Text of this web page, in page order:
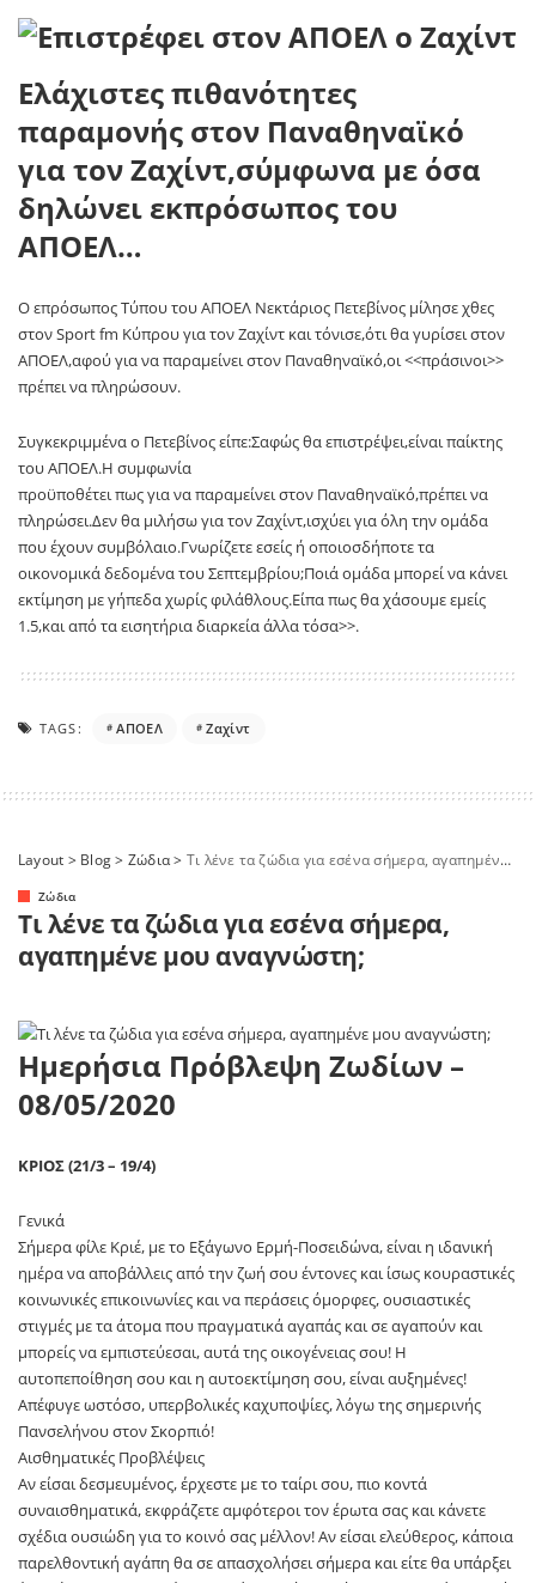
Ελάχιστες πιθανότητες
παραμονής στον Παναθηναϊκό
για τον Ζαχίντ,σύμφωνα με όσα
δηλώνει εκπρόσωπος του
ΑΠΟΕΛ…
Ο επρόσωπος Τύπου του ΑΠΟΕΛ Νεκτάριος Πετεβίνος μίλησε χθες
στον Sport fm Κύπρου για τον Ζαχίντ και τόνισε,ότι θα γυρίσει στον
ΑΠΟΕΛ,αφού για να παραμείνει στον Παναθηναϊκό,οι <<πράσινοι>>
πρέπει να πληρώσουν.
Συγκεκριμμένα ο Πετεβίνος είπε:Σαφώς θα επιστρέψει,είναι παίκτης
του ΑΠΟΕΛ.Η συμφωνία
προϋποθέτει πως για να παραμείνει στον Παναθηναϊκό,πρέπει να
πληρώσει.Δεν θα μιλήσω για τον Ζαχίντ,ισχύει για όλη την ομάδα
που έχουν συμβόλαιο.Γνωρίζετε εσείς ή οποιοσδήποτε τα
οικονομικά δεδομένα του Σεπτεμβρίου;Ποιά ομάδα μπορεί να κάνει
εκτίμηση με γήπεδα χωρίς φιλάθλους.Είπα πως θα χάσουμε εμείς
1.5,και από τα εισητήρια διαρκεία άλλα τόσα>>.
TAGS: ΑΠΟΕΛ Ζαχίντ
Layout > Blog> Ζώδια> Τι λένε τα ζώδια για εσένα σήμερα, αγαπημένε μου αναγνώστη;
Ζώδια
Τι λένε τα ζώδια για εσένα σήμερα,
αγαπημένε μου αναγνώστη;
Ημερήσια Πρόβλεψη Ζωδίων –
08/05/2020
ΚΡΙΟΣ (21/3 – 19/4)
Γενικά
Σήμερα φίλε Κριέ, με το Εξάγωνο Ερμή-Ποσειδώνα, είναι η ιδανική
ημέρα να αποβάλλεις από την ζωή σου έντονες και ίσως κουραστικές
κοινωνικές επικοινωνίες και να περάσεις όμορφες, ουσιαστικές
στιγμές με τα άτομα που πραγματικά αγαπάς και σε αγαπούν και
μπορείς να εμπιστεύεσαι, αυτά της οικογένειας σου! Η
αυτοπεποίθηση σου και η αυτοεκτίμηση σου, είναι αυξημένες!
Απέφυγε ωστόσο, υπερβολικές καχυποψίες, λόγω της σημερινής
Πανσελήνου στον Σκορπιό!
Αισθηματικές Προβλέψεις
Αν είσαι δεσμευμένος, έρχεστε με το ταίρι σου, πιο κοντά
συναισθηματικά, εκφράζετε αμφότεροι τον έρωτα σας και κάνετε
σχέδια ουσιώδη για το κοινό σας μέλλον! Αν είσαι ελεύθερος, κάποια
παρελθοντική αγάπη θα σε απασχολήσει σήμερα και είτε θα υπάρξει